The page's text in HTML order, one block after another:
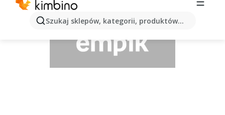
Szukaj sklepów, kategorii, produktów...